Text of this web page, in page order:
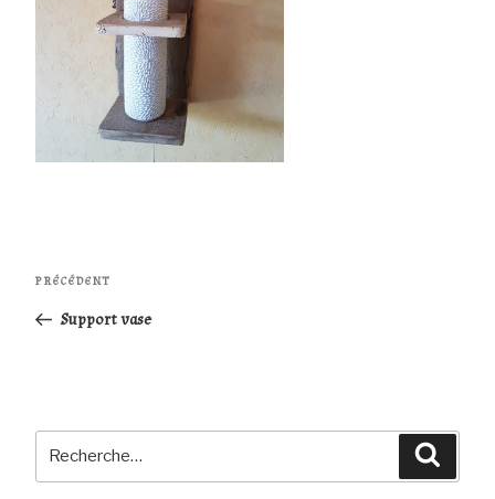
l’article
Article
PRÉCÉDENT
Support vase
pour